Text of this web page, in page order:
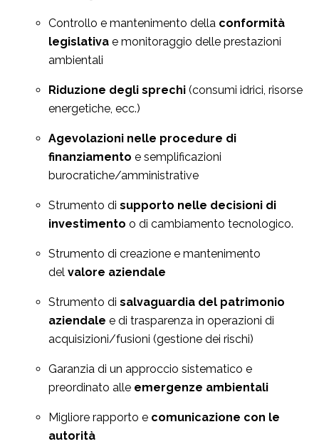
Controllo e mantenimento della conformità
legislativa e monitoraggio delle prestazioni
ambientali
Riduzione degli sprechi (consumi idrici, risorse
energetiche, ecc.)
Agevolazioni nelle procedure di
finanziamento e semplificazioni
burocratiche/amministrative
Strumento di supporto nelle decisioni di
investimento o di cambiamento tecnologico.
Strumento di creazione e mantenimento
del valore aziendale
Strumento di salvaguardia del patrimonio
aziendale e di trasparenza in operazioni di
acquisizioni/fusioni (gestione dei rischi)
Garanzia di un approccio sistematico e
preordinato alle emergenze ambientali
Migliore rapporto e comunicazione con le
autorità